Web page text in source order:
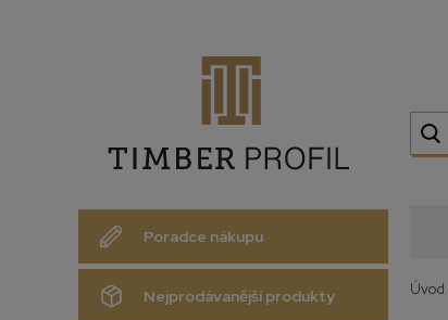
Poradce nákupu
Nejprodávanější produkty Úvod